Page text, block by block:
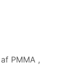
PMMA ,